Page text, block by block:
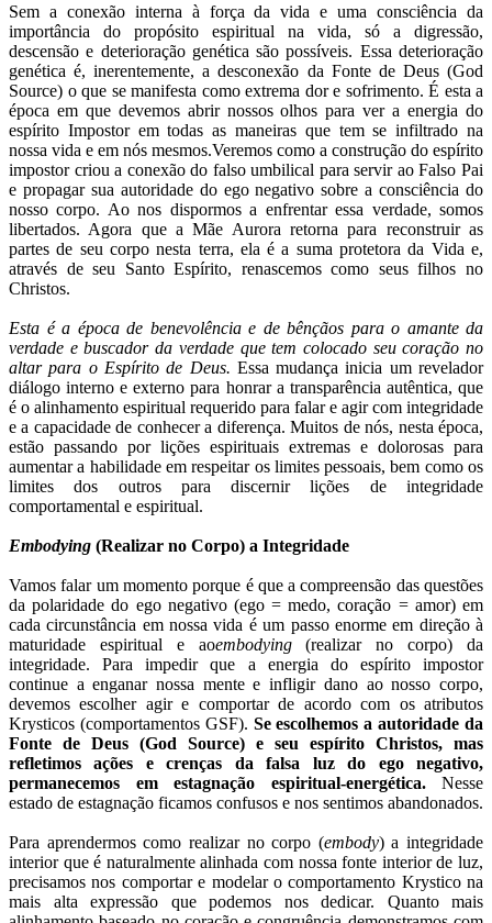
Sem a conexão interna à força da vida e uma consciência da
importância do propósito espiritual na vida, só a digressão,
descensão e deterioração genética são possíveis. Essa deterioração
genética é, inerentemente, a desconexão da Fonte de Deus (God
Source) o que se manifesta como extrema dor e sofrimento. É esta a
época em que devemos abrir nossos olhos para ver a energia do
espírito Impostor em todas as maneiras que tem se infiltrado na
nossa vida e em nós mesmos.Veremos como a construção do espírito
impostor criou a conexão do falso umbilical para servir ao Falso Pai
e propagar sua autoridade do ego negativo sobre a consciência do
nosso corpo. Ao nos dispormos a enfrentar essa verdade, somos
libertados. Agora que a Mãe Aurora retorna para reconstruir as
partes de seu corpo nesta terra, ela é a suma protetora da Vida e,
através de seu Santo Espírito, renascemos como seus filhos no
Christos.
Esta é a época de benevolência e de bênçãos para o amante da
verdade e buscador da verdade que tem colocado seu coração no
altar para o Espírito de Deus. Essa mudança inicia um revelador
diálogo interno e externo para honrar a transparência autêntica, que
é o alinhamento espiritual requerido para falar e agir com integridade
e a capacidade de conhecer a diferença. Muitos de nós, nesta época,
estão passando por lições espirituais extremas e dolorosas para
aumentar a habilidade em respeitar os limites pessoais, bem como os
limites dos outros para discernir lições de integridade
comportamental e espiritual.
Embodying (Realizar no Corpo) a Integridade
Vamos falar um momento porque é que a compreensão das questões
da polaridade do ego negativo (ego = medo, coração = amor) em
cada circunstância em nossa vida é um passo enorme em direção à
maturidade espiritual e aoembodying(realizar no corpo) da
integridade. Para impedir que a energia do espírito impostor
continue a enganar nossa mente e infligir dano ao nosso corpo,
devemos escolher agir e comportar de acordo com os atributos
Krysticos (comportamentos GSF). Se escolhemos a autoridade da
Fonte de Deus (God Source) e seu espírito Christos, mas
refletimos ações e crenças da falsa luz do ego negativo,
permanecemos em estagnação espiritual-energética.Nesse
estado de estagnação ficamos confusos e nos sentimos abandonados.
Para aprendermos como realizar no corpo (embody) a integridade
interior que é naturalmente alinhada com nossa fonte interior de luz,
precisamos nos comportar e modelar o comportamento Krystico na
mais alta expressão que podemos nos dedicar. Quanto mais